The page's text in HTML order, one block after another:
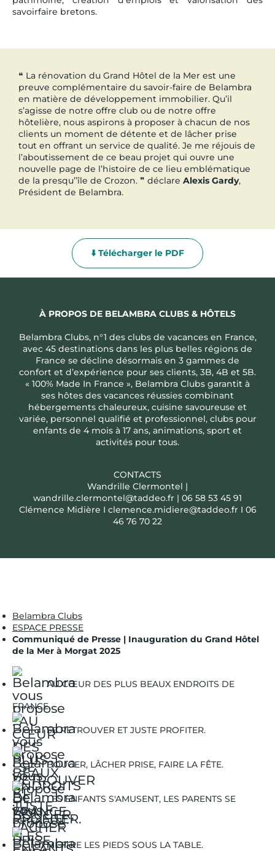
savoirfaire bretons.
❝ La rénovation du Grand Hôtel de la Mer est une
preuve complémentaire du savoir-faire de Belambra
en matière de développement immobilier. Qu’il
s’agisse de notre offre club ou de notre offre
hôtelière, nous aspirons à proposer à chacun de nos
clients un moment de détente et de lâcher prise
tout en offrant un service de qualité. Je me réjouis de
l’aboutissement de ce beau projet qui ouvre une
nouvelle page de l’histoire de ce lieu emblématique
de la presqu’’île de Crozon. ❞ déclare Alexis Gardy,
Président de Belambra.
⬇️ Télécharger le PDF
À PROPOS DE BELAMBRA CLUBS & HÔTELS
Belambra Clubs, n°1 des clubs de vacances en France,
avec 45 destinations dans les plus belles régions de
France se décline désormais en 3 gammes de
confort et d’expérience pour ses clients, 3B, 4B et 5B.
« 100% Made In France », Belambra Clubs garantit à
ses hôtes des vacances réussies combinant
hébergements chaleureux, cuisine savoureuse et
variée, personnel qualifié et professionnel, clubs pour
enfants de 4 mois à 17 ans, animations, sport et
activités pour tous.
CONTACTS
Wandrille Clermontel |
wandrille.clermontel@taddeo.fr | 06 58 53 45 91
Clémence Midière I clemence.midiere@taddeo.fr I 06
46 76 70 22
Belambra Clubs
ESPACE PRESSE
Communiqué de Presse | Inauguration du Grand Hôtel
de la Mer à Morgat 2025
AU CŒUR DES PLUS BEAUX ENDROITS DE
FRANCE.
SE RETROUVER ET JUSTE PROFITER.
BOUGER, LÂCHER PRISE, FAIRE LA FÊTE.
LES ENFANTS S'AMUSENT, LES PARENTS SE
DÉTENDENT.
METTRE LES PIEDS SOUS LA TABLE.